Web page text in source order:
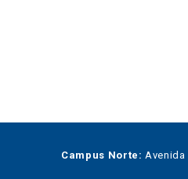
Campus Norte: Avenida